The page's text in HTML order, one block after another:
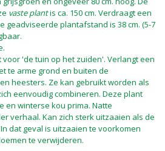
vaste plantis ca. 150 cm. Verdraagt een
geadviseerde plantafstand is 38 cm. (5-7
'de tuin op het zuiden'. Verlangt een
te arme grond en buiten de
heesters. Ze kan gebruikt worden als
eenvoudig combineren. Deze plant
en winterse kou prima. Natte
verhaal. Kan zich sterk uitzaaien als de
dat geval is uitzaaien te voorkomen
te verwijderen.